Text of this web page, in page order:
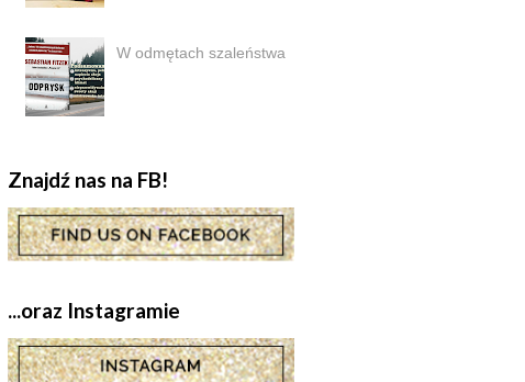
W odmętach szaleństwa
Znajdź nas na FB!
...oraz Instagramie